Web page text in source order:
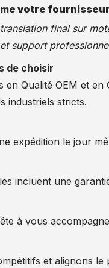
votre
final sur
support
de choisir
Qualité OEM et
industriels stricts.
expédition le jour
incluent une
à vous
et alignons